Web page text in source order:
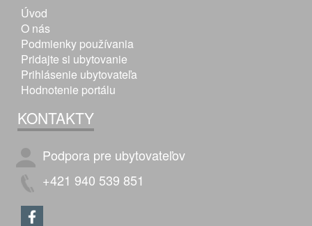
Úvod
O nás
Podmienky používania
Pridajte si ubytovanie
Prihlásenie ubytovateľa
Hodnotenie portálu
KONTAKTY
Podpora pre ubytovateľov
+421 940 539 851